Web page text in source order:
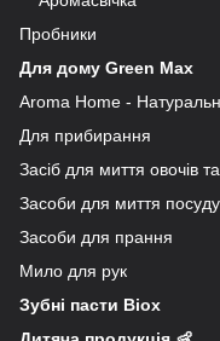
Пробники
Для дому Green Max
Aroma Home -
Для прибирання
Засіб для миття овочів
Засоби для миття посуду
Засоби для прання
Мило для рук
Зубні пасти Biox